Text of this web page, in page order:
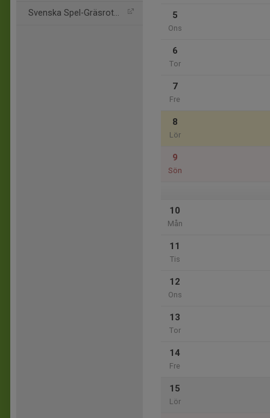
Svenska Spel-Gräsroten 5
Ons
6
Tor
7
Fre
8
Lör
9
Sön
10
Mån
11
Tis
12
Ons
13
Tor
14
Fre
15
Lör